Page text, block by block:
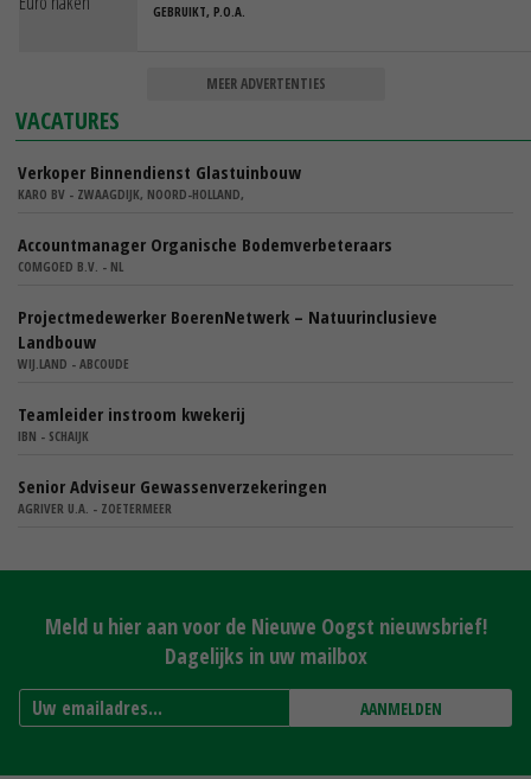
GEBRUIKT, P.O.A.
MEER ADVERTENTIES
VACATURES
Verkoper Binnendienst Glastuinbouw
KARO BV - ZWAAGDIJK, NOORD-HOLLAND,
Accountmanager Organische Bodemverbeteraars
COMGOED B.V. - NL
Projectmedewerker BoerenNetwerk – Natuurinclusieve
Landbouw
WIJ.LAND - ABCOUDE
Teamleider instroom kwekerij
IBN - SCHAIJK
Senior Adviseur Gewassenverzekeringen
AGRIVER U.A. - ZOETERMEER
Meld u hier aan voor de Nieuwe Oogst nieuwsbrief!
Dagelijks in uw mailbox
AANMELDEN